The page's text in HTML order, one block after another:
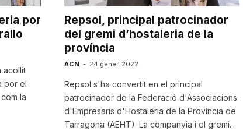
por
acollit
por el
la
Repsol, principal patrocinador
del gremi d’hostaleria de la
província
ACN - 24 gener, 2022
Repsol s'ha convertit en el principal
patrocinador de la Federació d'Associacions
d'Empresaris d'Hostaleria de la Província de
Tarragona (AEHT). La companyia i el gremi...